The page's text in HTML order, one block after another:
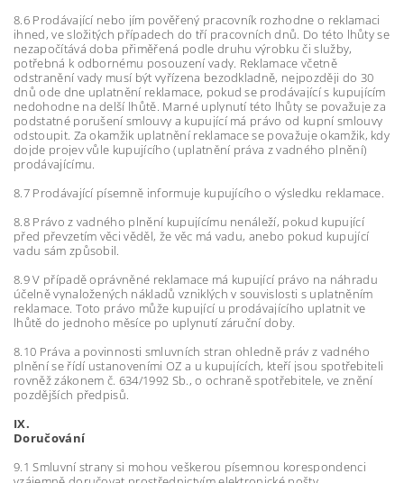
8.6 Prodávající nebo jím pověřený pracovník rozhodne o reklamaci
ihned, ve složitých případech do tří pracovních dnů. Do této lhůty se
nezapočítává doba přiměřená podle druhu výrobku či služby,
potřebná k odbornému posouzení vady. Reklamace včetně
odstranění vady musí být vyřízena bezodkladně, nejpozději do 30
dnů ode dne uplatnění reklamace, pokud se prodávající s kupujícím
nedohodne na delší lhůtě. Marné uplynutí této lhůty se považuje za
podstatné porušení smlouvy a kupující má právo od kupní smlouvy
odstoupit. Za okamžik uplatnění reklamace se považuje okamžik, kdy
dojde projev vůle kupujícího (uplatnění práva z vadného plnění)
prodávajícímu.
8.7 Prodávající písemně informuje kupujícího o výsledku reklamace.
8.8 Právo z vadného plnění kupujícímu nenáleží, pokud kupující
před převzetím věci věděl, že věc má vadu, anebo pokud kupující
vadu sám způsobil.
8.9 V případě oprávněné reklamace má kupující právo na náhradu
účelně vynaložených nákladů vzniklých v souvislosti s uplatněním
reklamace. Toto právo může kupující u prodávajícího uplatnit ve
lhůtě do jednoho měsíce po uplynutí záruční doby.
8.10 Práva a povinnosti smluvních stran ohledně práv z vadného
plnění se řídí ustanoveními OZ a u kupujících, kteří jsou spotřebiteli
rovněž zákonem č. 634/1992 Sb., o ochraně spotřebitele, ve znění
pozdějších předpisů.
IX.
Doručování
9.1 Smluvní strany si mohou veškerou písemnou korespondenci